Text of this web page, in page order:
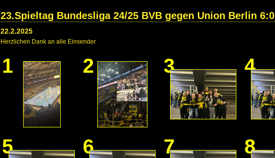
23.Spieltag Bundesliga 24/25 BVB gegen Union Berlin 6:0
22.2.2025
Herzlichen Dank an alle Einsender
1 2 3 4
5 6 7 8